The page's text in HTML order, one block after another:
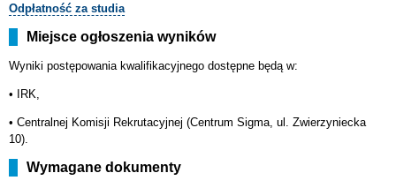
Odpłatność za studia
Miejsce ogłoszenia wyników
Wyniki postępowania kwalifikacyjnego dostępne będą w:
• IRK,
• Centralnej Komisji Rekrutacyjnej (Centrum Sigma, ul. Zwierzyniecka
10).
Wymagane dokumenty